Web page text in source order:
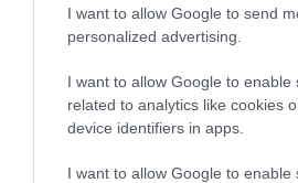
I want to allow Google to send
personalized advertising.
I want to allow Google to enable
related to analytics like cookies
device identifiers in apps.
I want to allow Google to enable